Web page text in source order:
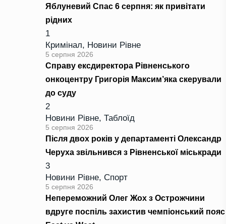
Яблуневий Спас 6 серпня: як привітати
рідних
1
Кримінал, Новини Рівне
5 серпня 2026
Справу ексдиректора Рівненського
онкоцентру Григорія Максим’яка скерували
до суду
2
Новини Рівне, Таблоїд
5 серпня 2026
Після двох років у департаменті Олександр
Черуха звільнився з Рівненської міськради
3
Новини Рівне, Спорт
5 серпня 2026
Непереможний Олег Жох з Острожчини
вдруге поспіль захистив чемпіонський пояс